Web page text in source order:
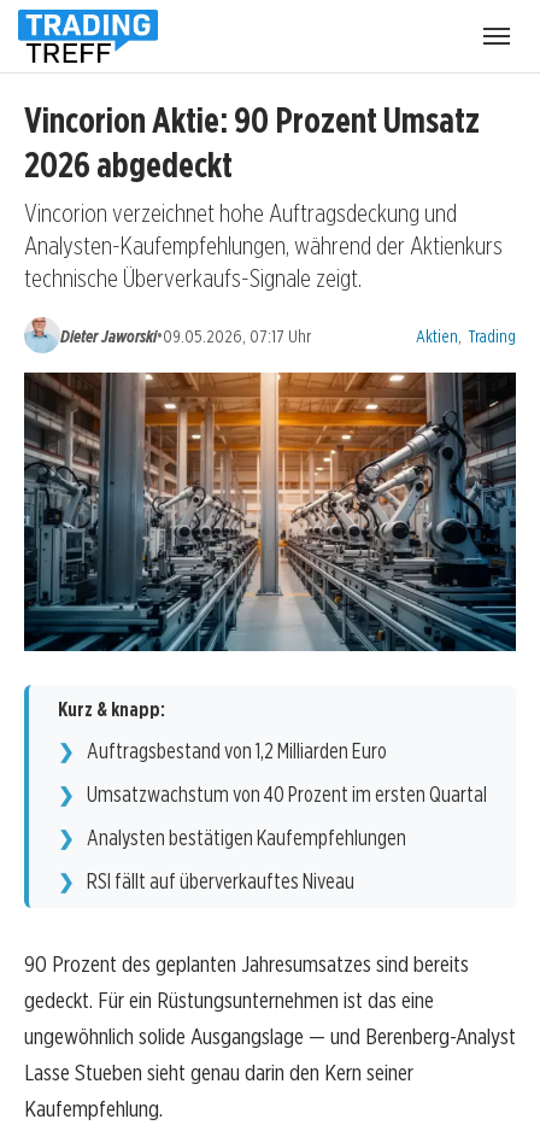
Vincorion Aktie: 90 Prozent Umsatz
2026 abgedeckt
Vincorion verzeichnet hohe Auftragsdeckung und
Analysten-Kaufempfehlungen, während der Aktienkurs
technische Überverkaufs-Signale zeigt.
Dieter Jaworski•09.05.2026, 07:17 Uhr Kategorien:
Aktien Trading
Kurz & knapp:
Auftragsbestand von 1,2 Milliarden Euro
Umsatzwachstum von 40 Prozent im ersten Quartal
Analysten bestätigen Kaufempfehlungen
RSI fällt auf überverkauftes Niveau
90 Prozent des geplanten Jahresumsatzes sind bereits
gedeckt. Für ein Rüstungsunternehmen ist das eine
ungewöhnlich solide Ausgangslage — und Berenberg-Analyst
Lasse Stueben sieht genau darin den Kern seiner
Kaufempfehlung.